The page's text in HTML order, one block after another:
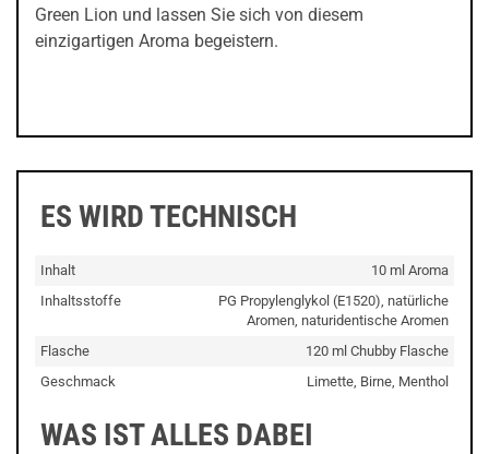
Green Lion und lassen Sie sich von diesem
einzigartigen Aroma begeistern.
ES WIRD TECHNISCH
Inhalt
10 ml Aroma
Inhaltsstoffe
PG Propylenglykol (E1520), natürliche
Aromen, naturidentische Aromen
Flasche
120 ml Chubby Flasche
Geschmack
Limette, Birne, Menthol
WAS IST ALLES DABEI